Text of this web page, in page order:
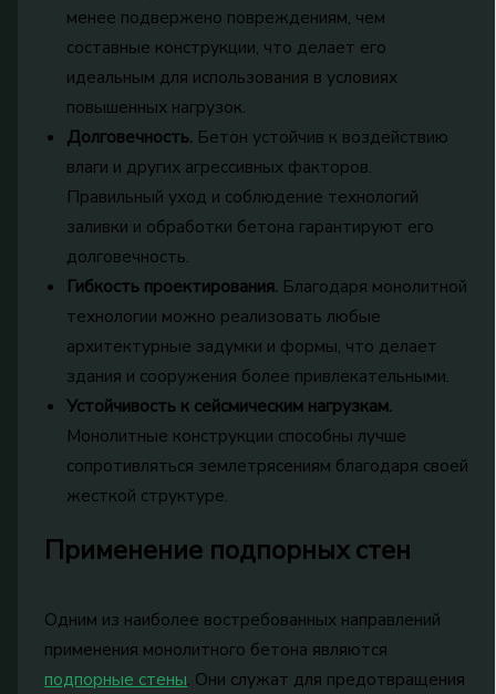
менее подвержено повреждениям, чем
составные конструкции, что делает его
идеальным для использования в условиях
повышенных нагрузок.
Долговечность. Бетон устойчив к воздействию
влаги и других агрессивных факторов.
Правильный уход и соблюдение технологий
заливки и обработки бетона гарантируют его
долговечность.
Гибкость проектирования. Благодаря монолитной
технологии можно реализовать любые
архитектурные задумки и формы, что делает
здания и сооружения более привлекательными.
Устойчивость к сейсмическим нагрузкам.
Монолитные конструкции способны лучше
сопротивляться землетрясениям благодаря своей
жесткой структуре.
Применение подпорных стен
Одним из наиболее востребованных направлений
применения монолитного бетона являются
подпорные стены. Они служат для предотвращения